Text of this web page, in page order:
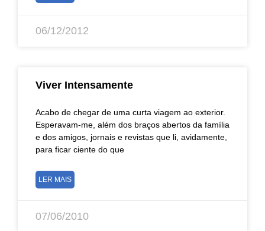
06/12/2012
Viver Intensamente
Acabo de chegar de uma curta viagem ao exterior.
Esperavam-me, além dos braços abertos da família
e dos amigos, jornais e revistas que li, avidamente,
para ficar ciente do que
LER MAIS
07/06/2010